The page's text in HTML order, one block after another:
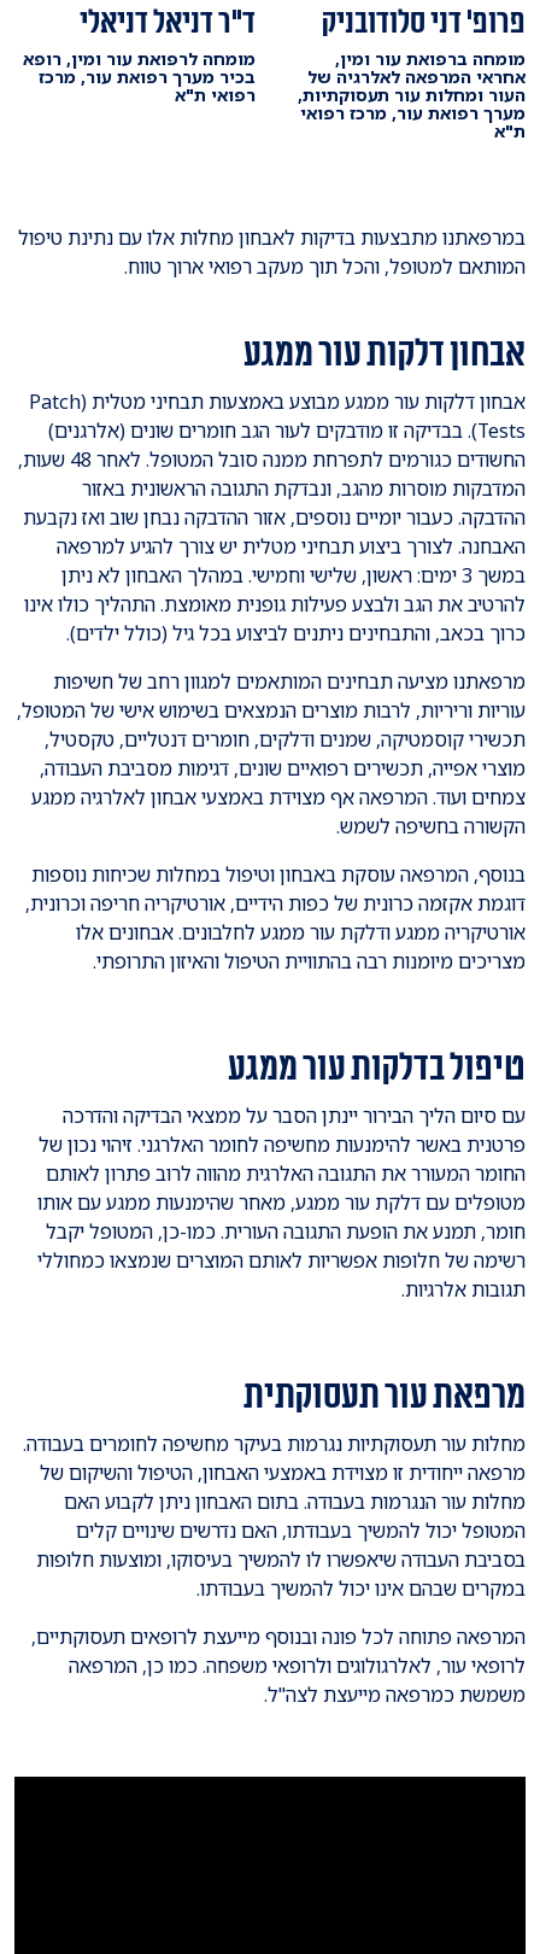
פרופ' דני סלודובניק
מומחה ברפואת עור ומין,
אחראי המרפאה לאלרגיה של
העור ומחלות עור תעסוקתיות,
מערך רפואת עור, מרכז רפואי
ת"א
ד"ר דניאל דניאלי
מומחה לרפואת עור ומין, רופא
בכיר מערך רפואת עור, מרכז
רפואי ת"א
במרפאתנו מתבצעות בדיקות לאבחון מחלות אלו עם נתינת טיפול
המותאם למטופל, והכל תוך מעקב רפואי ארוך טווח.
אבחון דלקות עור ממגע
אבחון דלקות עור ממגע מבוצע באמצעות תבחיני מטלית (Patch
Tests). בבדיקה זו מודבקים לעור הגב חומרים שונים (אלרגנים)
החשודים כגורמים לתפרחת ממנה סובל המטופל. לאחר 48 שעות,
המדבקות מוסרות מהגב, ונבדקת התגובה הראשונית באזור
ההדבקה. כעבור יומיים נוספים, אזור ההדבקה נבחן שוב ואז נקבעת
האבחנה. לצורך ביצוע תבחיני מטלית יש צורך להגיע למרפאה
במשך 3 ימים: ראשון, שלישי וחמישי. במהלך האבחון לא ניתן
להרטיב את הגב ולבצע פעילות גופנית מאומצת. התהליך כולו אינו
כרוך בכאב, והתבחינים ניתנים לביצוע בכל גיל (כולל ילדים).
מרפאתנו מציעה תבחינים המותאמים למגוון רחב של חשיפות
עוריות וריריות, לרבות מוצרים הנמצאים בשימוש אישי של המטופל,
תכשירי קוסמטיקה, שמנים ודלקים, חומרים דנטליים, טקסטיל,
מוצרי אפייה, תכשירים רפואיים שונים, דגימות מסביבת העבודה,
צמחים ועוד. המרפאה אף מצוידת באמצעי אבחון לאלרגיה ממגע
הקשורה בחשיפה לשמש.
בנוסף, המרפאה עוסקת באבחון וטיפול במחלות שכיחות נוספות
דוגמת אקזמה כרונית של כפות הידיים, אורטיקריה חריפה וכרונית,
אורטיקריה ממגע ודלקת עור ממגע לחלבונים. אבחונים אלו
מצריכים מיומנות רבה בהתוויית הטיפול והאיזון התרופתי.
טיפול בדלקות עור ממגע
עם סיום הליך הבירור יינתן הסבר על ממצאי הבדיקה והדרכה
פרטנית באשר להימנעות מחשיפה לחומר האלרגני. זיהוי נכון של
החומר המעורר את התגובה האלרגית מהווה לרוב פתרון לאותם
מטופלים עם דלקת עור ממגע, מאחר שהימנעות ממגע עם אותו
חומר, תמנע את הופעת התגובה העורית. כמו-כן, המטופל יקבל
רשימה של חלופות אפשריות לאותם המוצרים שנמצאו כמחוללי
תגובות אלרגיות.
מרפאת עור תעסוקתית
מחלות עור תעסוקתיות נגרמות בעיקר מחשיפה לחומרים בעבודה.
מרפאה ייחודית זו מצוידת באמצעי האבחון, הטיפול והשיקום של
מחלות עור הנגרמות בעבודה. בתום האבחון ניתן לקבוע האם
המטופל יכול להמשיך בעבודתו, האם נדרשים שינויים קלים
בסביבת העבודה שיאפשרו לו להמשיך בעיסוקו, ומוצעות חלופות
במקרים שבהם אינו יכול להמשיך בעבודתו.
המרפאה פתוחה לכל פונה ובנוסף מייעצת לרופאים תעסוקתיים,
לרופאי עור, לאלרגולוגים ולרופאי משפחה. כמו כן, המרפאה
משמשת כמרפאה מייעצת לצה"ל.